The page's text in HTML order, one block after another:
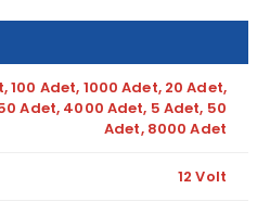
100 Adet, 1000 Adet, 20 Adet,
Adet, 4000 Adet, 5 Adet, 50
Adet, 8000 Adet
12 Volt